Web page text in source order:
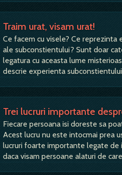
Traim urat, visam urat!
Ce facem cu visele? Ce reprezinta
ale subconstientului? Sunt doar
legatura cu aceasta lume
descrie experienta
Trei lucruri importante
Fiecare persoana isi doreste sa
Acest lucru nu este intocmai prea
lucruri foarte importante legate de
daca visam persoane alaturi de